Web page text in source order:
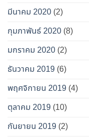
มีนาคม 2020 (2)
กุมภาพันธ์ 2020 (8)
มกราคม 2020 (2)
ธันวาคม 2019 (6)
พฤศจิกายน 2019 (4)
ตุลาคม 2019 (10)
กันยายน 2019 (2)